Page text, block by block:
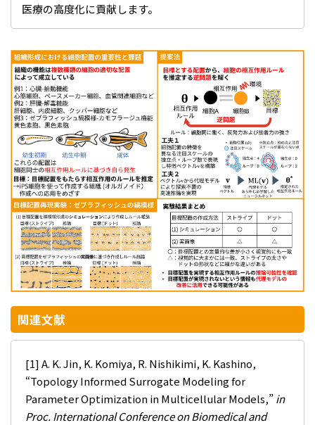
医療の高度化に貢献します。
関連文献
[1] A. K. Jin, K. Komiya, R. Nishikimi, K. Kashino,
“Topology Informed Surrogate Modeling for
Parameter Optimization in Multicellular Models,”in
Proc. International Conference on Biomedical and